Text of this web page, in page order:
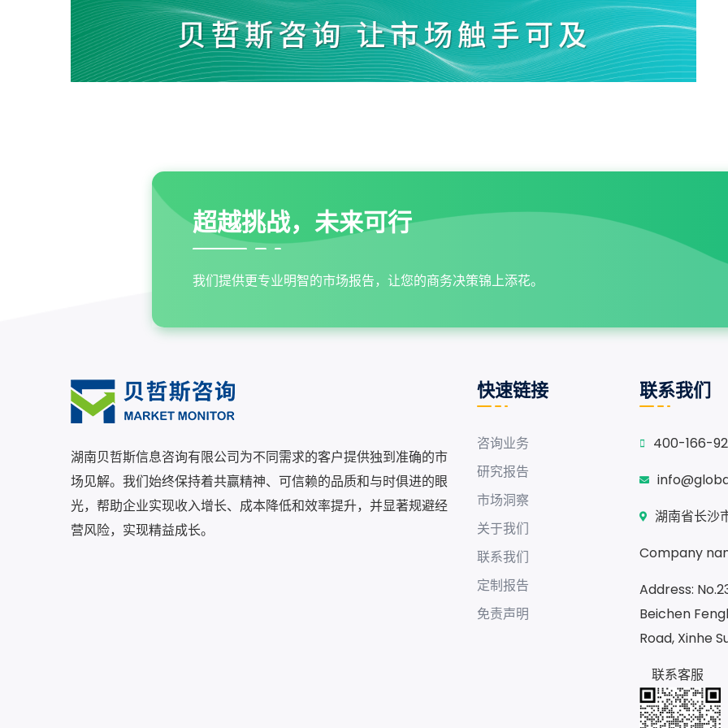
超越挑战，未来可行
我们提供更专业明智的市场报告，让您的商务决策锦上添花。
湖南贝哲斯信息咨询有限公司为不同需求的客户提供独到准确的市
场见解。我们始终保持着共赢精神、可信赖的品质和与时俱进的眼
光，帮助企业实现收入增长、成本降低和效率提升，并显著规避经
营风险，实现精益成长。
快速链接
咨询业务
研究报告
市场洞察
关于我们
联系我们
定制报告
免责声明
联系我们
400-166-
湖南省长沙
Company
Address:
Beichen
Road, Xinhe
联系客服